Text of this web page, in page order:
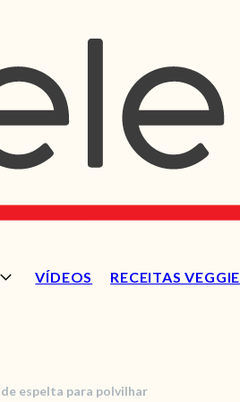
VÍDEOS RECEITAS VEGGIE
espelta para polvilhar